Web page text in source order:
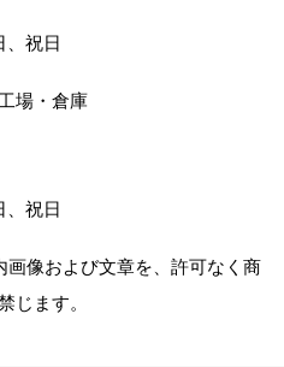
、祝日
場・倉庫
、祝日
像および文章を、許可なく商
じます。